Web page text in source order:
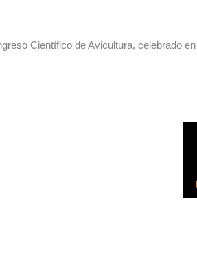
Científico de Avicultura, celebrado